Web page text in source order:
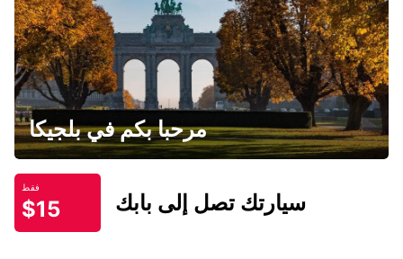
مرحبا بكم في بلجيكا
فقط
$15 سيارتك تصل إلى بابك